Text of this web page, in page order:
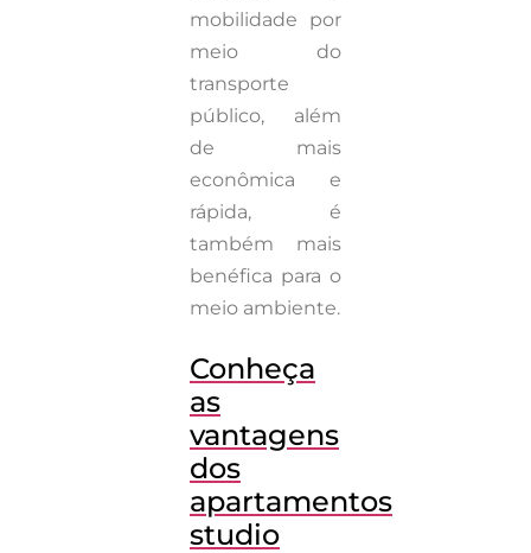
mobilidade por
meio do
transporte
público, além
de mais
econômica e
rápida, é
também mais
benéfica para o
meio ambiente.
Conheça
as
vantagens
dos
apartamentos
studio